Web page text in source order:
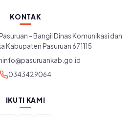
KONTAK
- Bangil Dinas Komunikasi dan
Kabupaten Pasuruan 671115
0343429064
IKUTI KAMI